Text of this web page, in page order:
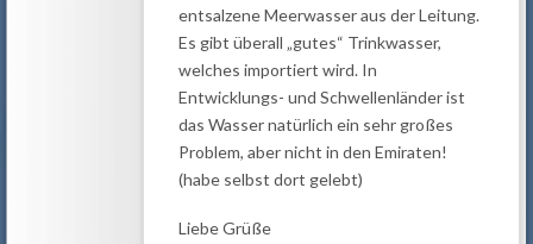
entsalzene Meerwasser aus der Leitung.
Es gibt überall „gutes“ Trinkwasser,
welches importiert wird. In
Entwicklungs- und Schwellenländer ist
das Wasser natürlich ein sehr großes
Problem, aber nicht in den Emiraten!
(habe selbst dort gelebt)
Liebe Grüße